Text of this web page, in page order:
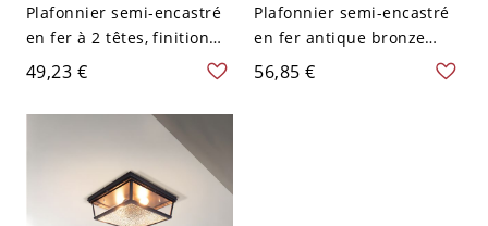
Plafonnier semi-encastré
en fer à 2 têtes, finition
bronze antique, pour
restaurant, avec ampoules
nues
49,23 €
Plafonnier semi-encastré
en fer antique bronze
avec 2 lumières pour
restaurant, industriel
56,85 €